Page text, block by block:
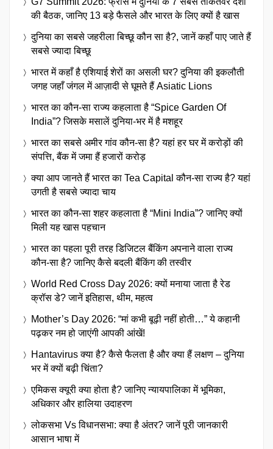
की बैठक, जानिए 13 बड़े फैसले और भारत के लिए क्यों है खास
दुनिया का सबसे जहरीला बिच्छू कौन सा है?, जानें कहाँ पाए जाते हैं
सबसे ज्यादा बिच्छू
भारत में कहाँ है एशियाई शेरों का असली घर? दुनिया की इकलौती
जगह जहाँ जंगल में आज़ादी से घूमते हैं Asiatic Lions
भारत का कौन-सा राज्य कहलाता है “Spice Garden Of
India”? जिसके मसालें दुनिया-भर में है मशहूर
भारत का सबसे अमीर गांव कौन-सा है? यहां हर घर में करोड़ों की
संपत्ति, बैंक में जमा हैं हजारों करोड़
क्या आप जानते हैं भारत का Tea Capital कौन-सा राज्य है? यहां
उगती है सबसे ज्यादा चाय
भारत का कौन-सा शहर कहलाता है “Mini India”? जानिए क्यों
मिली यह खास पहचान
भारत का पहला पूरी तरह डिजिटल बैंकिंग अपनाने वाला राज्य
कौन-सा है? जानिए कैसे बदली बैंकिंग की तस्वीर
World Red Cross Day 2026: क्यों मनाया जाता है रेड
क्रॉस डे? जानें इतिहास, थीम, महत्व
Mother’s Day 2026: “मां कभी बूढ़ी नहीं होती…” ये कहानी
पढ़कर नम हो जाएंगी आपकी आंखें!
Hantavirus क्या है? कैसे फैलता है और क्या हैं लक्षण – दुनिया
भर में क्यों बढ़ी चिंता?
एमिकस क्यूरी क्या होता है? जानिए न्यायपालिका में भूमिका,
अधिकार और हालिया उदाहरण
लोकसभा Vs विधानसभा: क्या है अंतर? जानें पूरी जानकारी
आसान भाषा में